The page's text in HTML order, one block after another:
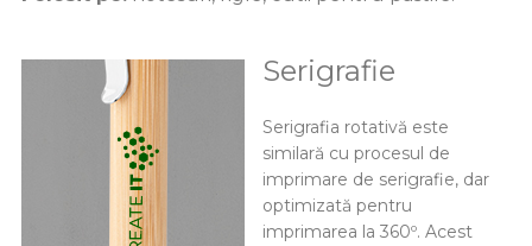
Serigrafie
Serigrafia rotativă este
similară cu procesul de
imprimare de serigrafie, dar
optimizată pentru
imprimarea la 360º. Acest